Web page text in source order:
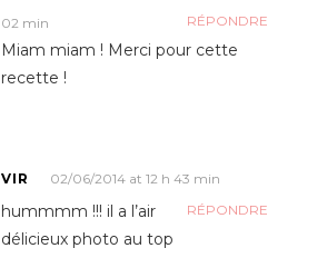
02 min
RÉPONDRE
Miam miam ! Merci pour cette
recette !
VIR
02/06/2014 at 12 h 43 min
RÉPONDRE
hummmm !!! il a l’air
délicieux photo au top